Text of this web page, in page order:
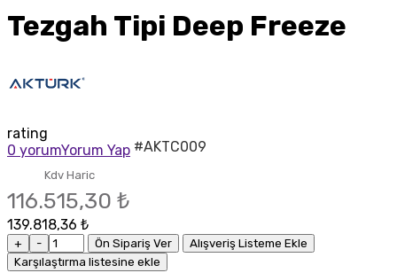
Tezgah Tipi Deep Freeze
rating
0 yorumYorum Yap #AKTC009
Kdv Haric
116.515,30 ₺
139.818,36 ₺
+ - Ön Sipariş Ver
Alışveriş Listeme Ekle
Karşılaştırma listesine ekle